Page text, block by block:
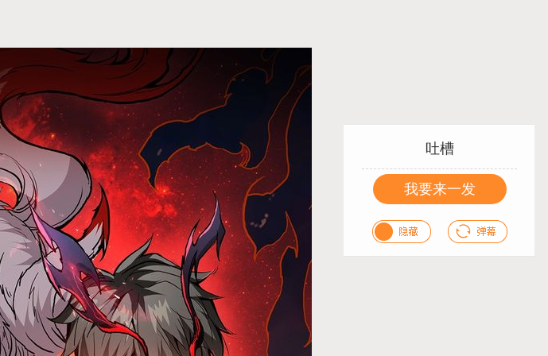
吐槽
我要来一发